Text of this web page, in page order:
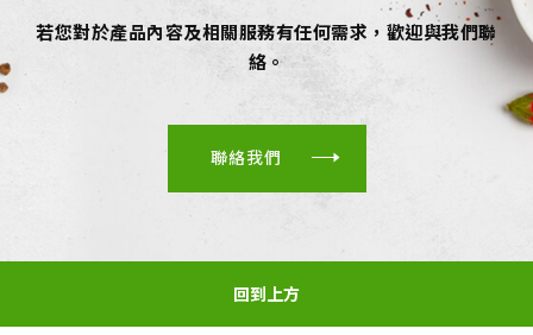
若您對於產品內容及相關服務有任何需求，歡迎與我們聯
絡。
聯絡我們
回到上方